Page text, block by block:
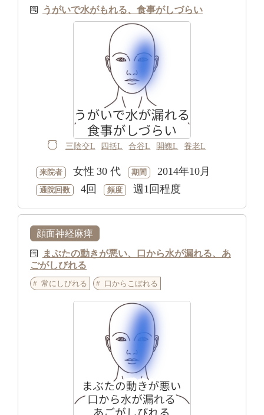
うがいで水がもれる、食事がしづらい
三陰交L 四括L 合谷L 開魄L 養老L
来院者 女性 30 代 期間 2014年10月
通院回数 4回 頻度 週1回程度
顔面神経麻痺
まぶたの動きが悪い、口から水が漏れる、あ
ごがしびれる
常にしびれる 口からこぼれる